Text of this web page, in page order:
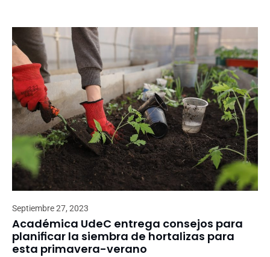
Septiembre 27, 2023
Académica UdeC entrega consejos para
planificar la siembra de hortalizas para
esta primavera-verano